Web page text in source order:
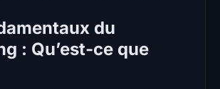
du
: Qu’est-ce que